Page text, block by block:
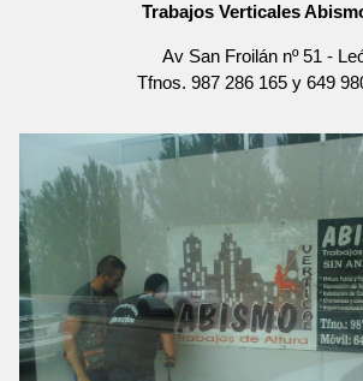
Trabajos Verticales
Av San Froilán nº 51 -
Tfnos. 987 286 165y 649